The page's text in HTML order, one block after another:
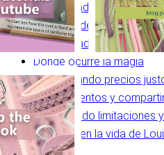
Encontrando su
Aumento de la gama
Originalidad y estilo
Donde ocurre la magia
Determinando precios
Conocimientos y
Aprendiendo limitaciones
Animales en la vida de